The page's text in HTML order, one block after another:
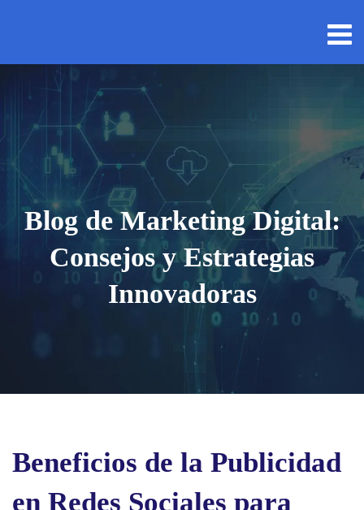
Blog de Marketing Digital:
Consejos y Estrategias
Innovadoras
Beneficios de la Publicidad
en Redes Sociales para